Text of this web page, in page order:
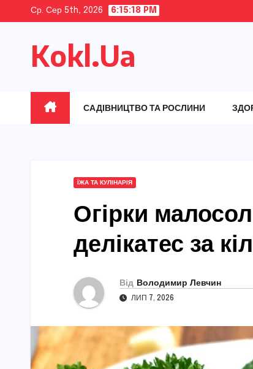
content
Ср. Сер 5th, 2026 6:15:20 PM
Kokl.Ua
САДІВНИЦТВО ТА РОСЛИНИ
ЇЖА ТА КУЛІНАРІЯ
Огірки
делікатес за
Від Володимир Левчин
ЛИП 7, 2026